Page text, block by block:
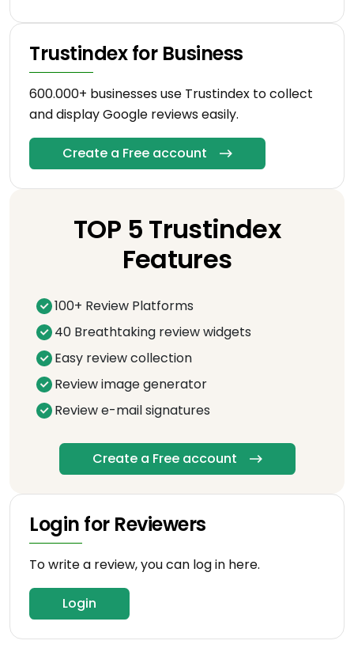
Trustindex for Business
600.000+ businesses use Trustindex to collect
and display Google reviews easily.
Create a Free account
TOP 5 Trustindex
Features
100+ Review Platforms
40 Breathtaking review widgets
Easy review collection
Review image generator
Review e-mail signatures
Create a Free account
Login for Reviewers
To write a review, you can log in here.
Login